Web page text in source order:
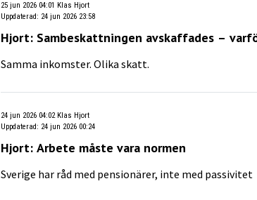
25 jun 2026 04:01 Klas Hjort
Uppdaterad: 24 jun 2026 23:58
Hjort: Sambeskattningen avskaffades –
Samma inkomster. Olika skatt.
24 jun 2026 04:02 Klas Hjort
Uppdaterad: 24 jun 2026 00:24
Hjort: Arbete måste vara normen
Sverige har råd med pensionärer, inte med passivitet